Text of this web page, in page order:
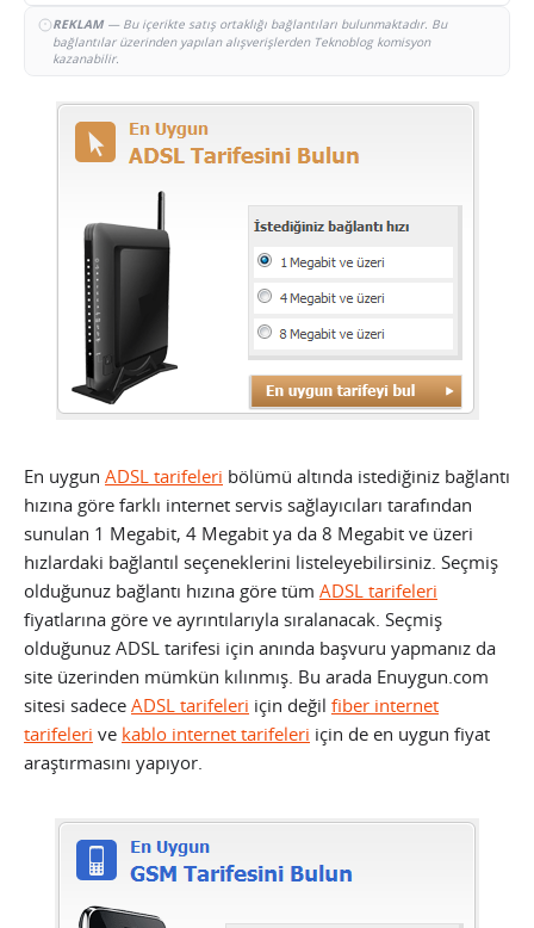
REKLAM— Bu içerikte satış ortaklığı bağlantıları bulunmaktadır. Bu
bağlantılar üzerinden yapılan alışverişlerden Teknoblog komisyon
kazanabilir.
En uygun ADSL tarifeleri bölümü altında istediğiniz bağlantı
hızına göre farklı internet servis sağlayıcıları tarafından
sunulan 1 Megabit, 4 Megabit ya da 8 Megabit ve üzeri
hızlardaki bağlantıl seçeneklerini listeleyebilirsiniz. Seçmiş
olduğunuz bağlantı hızına göre tüm ADSL tarifeleri
fiyatlarına göre ve ayrıntılarıyla sıralanacak. Seçmiş
olduğunuz ADSL tarifesi için anında başvuru yapmanız da
site üzerinden mümkün kılınmış. Bu arada Enuygun.com
sitesi sadece ADSL tarifeleri için değil fiber internet
tarifeleri ve kablo internet tarifeleri için de en uygun fiyat
araştırmasını yapıyor.